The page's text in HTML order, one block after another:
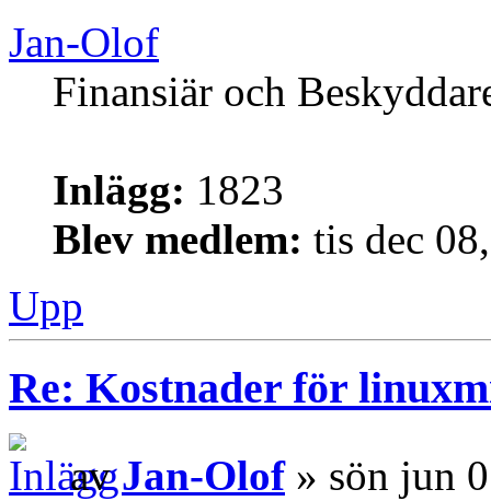
Jan-Olof
Finansiär och
Inlägg: 1823
Blev medlem: tis dec
Upp
Re: Kostnader för
avJan-Olof» sön jun